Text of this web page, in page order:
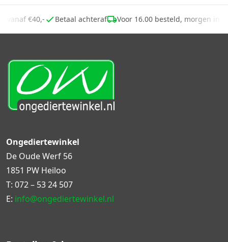
vanaf €40,- Betaal achteraf Voor 16.00 besteld, morgen in
Ongediertewinkel
De Oude Werf 56
1851 PW Heiloo
T: 072 – 53 24 507
E: info@ongediertewinkel.nl